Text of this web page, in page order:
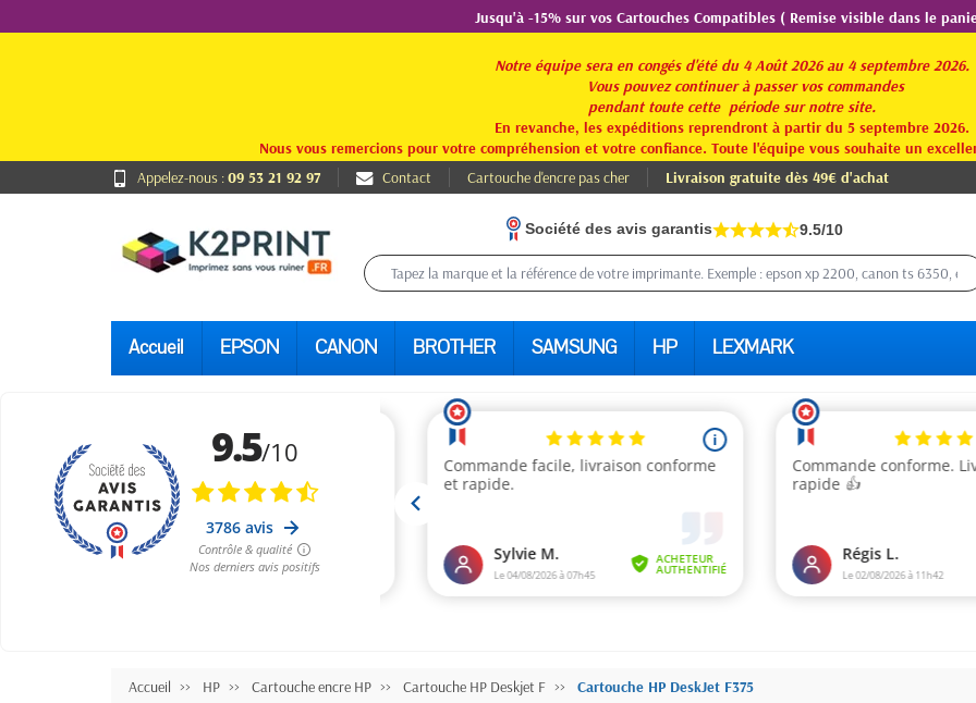
Jusqu'à -15% sur vos Cartouches Compatibles ( Remise visible dans le
Notre équipe sera en congés d'été du 4 Août 2026 au 4 septembre 2026.
Vous pouvez continuer à passer vos commandes
pendant toute cette période sur notre site.
En revanche, les expéditions reprendront à partir du 5 septembre 2026.
Nous vous remercions pour votre compréhension et votre confiance. Toute l'équipe vous souhaite un
Appelez-nous :09 53 21 92 97 Contact Cartouche d'encre pas cher Livraison gratuite dès 49€ d'achat
Société des avis garantis 9.5/10
Accueil EPSON CANON BROTHER SAMSUNG HP LEXMARK
Accueil HP Cartouche encre HP Cartouche HP Deskjet F Cartouche HP DeskJet F375